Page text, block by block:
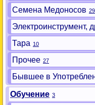
Семена Медоносов 29
Электроинструмент,
Тара 10
Прочее 27
Бывшее в
Обучение 3